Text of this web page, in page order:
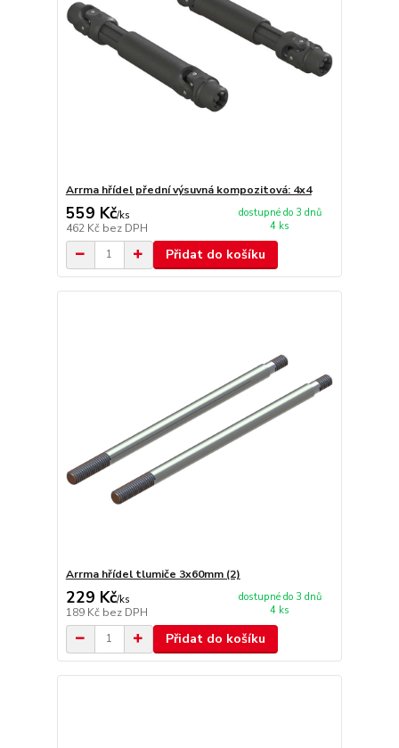
Arrma hřídel přední výsuvná kompozitová: 4x4
559 Kč/ks
462 Kč bez DPH
dostupné do 3 dnů
4 ks
Přidat do košíku
Arrma hřídel tlumiče 3x60mm (2)
229 Kč/ks
189 Kč bez DPH
dostupné do 3 dnů
4 ks
Přidat do košíku